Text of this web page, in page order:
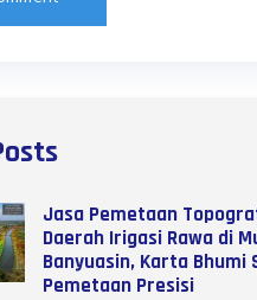
Jasa Pemetaan
Daerah Irigasi Rawa di
Banyuasin, Karta Bhumi
Pemetaan Presisi